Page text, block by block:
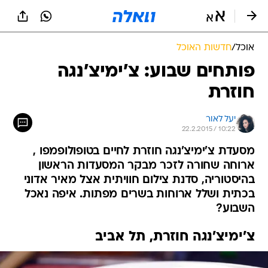
אוכל/חדשות האוכל
פותחים שבוע: צ'ימיצ'נגה
חוזרת
יעל לאור
22.2.2015 / 10:22
מסעדת צ'ימיצ'נגה חוזרת לחיים בטופולופמפו ,
ארוחה שחורה לזכר מבקר המסעדות הראשון
בהיסטוריה, סדנת צילום חוויתית אצל מאיר אדוני
בכתית ושלל ארוחות בשרים מפתות. איפה נאכל
השבוע?
צ'ימיצ'נגה חוזרת, תל אביב